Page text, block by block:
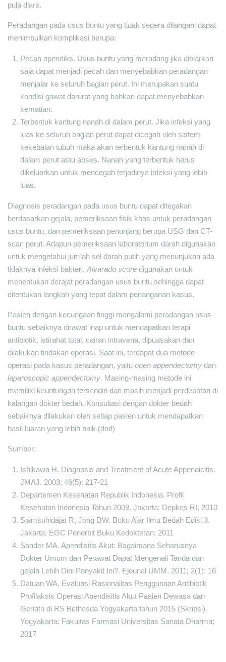
pula diare.
Peradangan pada usus buntu yang tidak segera ditangani dapat
menimbulkan komplikasi berupa:
Pecah apendiks. Usus buntu yang meradang jika dibiarkan
saja dapat menjadi pecah dan menyebabkan peradangan
menjalar ke seluruh bagian perut. Ini merupakan suatu
kondisi gawat darurat yang bahkan dapat menyebabkan
kematian.
Terbentuk kantung nanah di dalam perut. Jika infeksi yang
luas ke seluruh bagian perut dapat dicegah oleh sistem
kekebalan tubuh maka akan terbentuk kantung nanah di
dalam perut atau abses. Nanah yang terbentuk harus
dikeluarkan untuk mencegah terjadinya infeksi yang lebih
luas.
Diagnosis peradangan pada usus buntu dapat ditegakan
berdasarkan gejala, pemeriksaan fisik khas untuk peradangan
usus buntu, dan pemeriksaan penunjang berupa USG dan CT-
scan perut. Adapun pemeriksaan laboratorium darah digunakan
untuk mengetahui jumlah sel darah putih yang menunjukan ada
tidaknya infeksi bakteri. Alvarado score digunakan untuk
menentukan derajat peradangan usus buntu sehingga dapat
ditentukan langkah yang tepat dalam penanganan kasus.
Pasien dengan kecurigaan tinggi mengalami peradangan usus
buntu sebaiknya dirawat inap untuk mendapatkan terapi
antibiotik, istirahat total, cairan intravena, dipuasakan dan
dilakukan tindakan operasi. Saat ini, terdapat dua metode
operasi pada kasus peradangan, yaitu open appendectomy dan
laparoscopic appendectomy. Masing-masing metode ini
memiliki keuntungan tersendiri dan masih menjadi perdebatan di
kalangan dokter bedah. Konsultasi dengan dokter bedah
sebaiknya dilakukan oleh setiap pasien untuk mendapatkan
hasil luaran yang lebih baik.(dod)
Sumber:
Ishikawa H. Diagnosis and Treatment of Acute Appendicitis.
JMAJ. 2003; 46(5): 217-21
Departemen Kesehatan Republik Indonesia. Profil
Kesehatan Indonesia Tahun 2009. Jakarta: Depkes RI; 2010
Sjamsuhidajat R, Jong DW. Buku Ajar Ilmu Bedah Edisi 3.
Jakarta: EGC Penerbit Buku Kedokteran; 2011
Sander MA. Apendisitis Akut: Bagaimana Seharusnya
Dokter Umum dan Perawat Dapat Mengenali Tanda dan
gejala Lebih Dini Penyakit Ini?. Ejounal UMM. 2011; 2(1): 16
Datuan WA. Evaluasi Rasionalitas Penggunaan Antibiotik
Profilaksis Operasi Apendisitis Akut Pasien Dewasa dan
Geriatri di RS Bethesda Yogyakarta tahun 2015 (Skripsi).
Yogyakarta: Fakultas Farmasi Universitas Sanata Dharma;
2017